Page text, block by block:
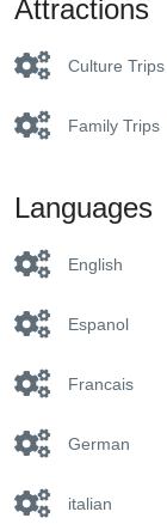
Attractions
Culture Trips
Family Trips
Languages
English
Espanol
Francais
German
italian